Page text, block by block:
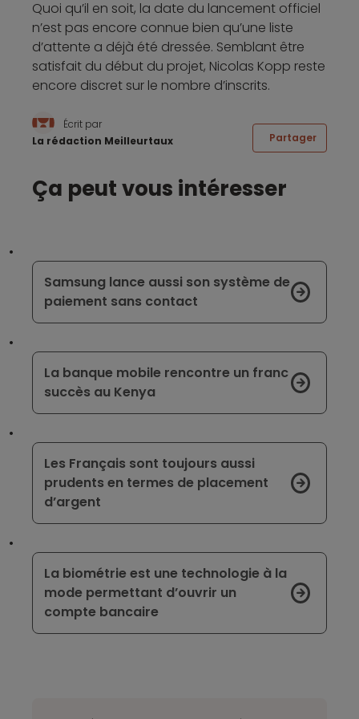
Quoi qu’il en soit, la date du lancement officiel
n’est pas encore connue bien qu’une liste
d’attente a déjà été dressée. Semblant être
satisfait du début du projet, Nicolas Kopp reste
encore discret sur le nombre d’inscrits.
Écrit par
La rédaction Meilleurtaux
Partager
Ça peut vous intéresser
Samsung lance aussi son système de
paiement sans contact
La banque mobile rencontre un franc
succès au Kenya
Les Français sont toujours aussi
prudents en termes de placement
d’argent
La biométrie est une technologie à la
mode permettant d’ouvrir un
compte bancaire